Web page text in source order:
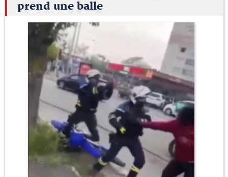
prend une balle